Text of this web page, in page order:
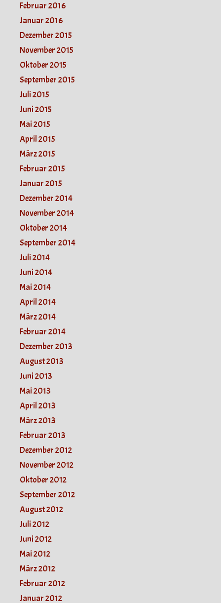
Februar 2016
Januar 2016
Dezember 2015
November 2015
Oktober 2015
September 2015
Juli 2015
Juni 2015
Mai 2015
April 2015
März 2015
Februar 2015
Januar 2015
Dezember 2014
November 2014
Oktober 2014
September 2014
Juli 2014
Juni 2014
Mai 2014
April 2014
März 2014
Februar 2014
Dezember 2013
August 2013
Juni 2013
Mai 2013
April 2013
März 2013
Februar 2013
Dezember 2012
November 2012
Oktober 2012
September 2012
August 2012
Juli 2012
Juni 2012
Mai 2012
März 2012
Februar 2012
Januar 2012